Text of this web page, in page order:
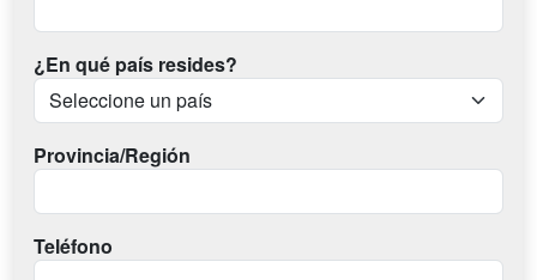
¿En qué país resides?
Provincia/Región
Teléfono